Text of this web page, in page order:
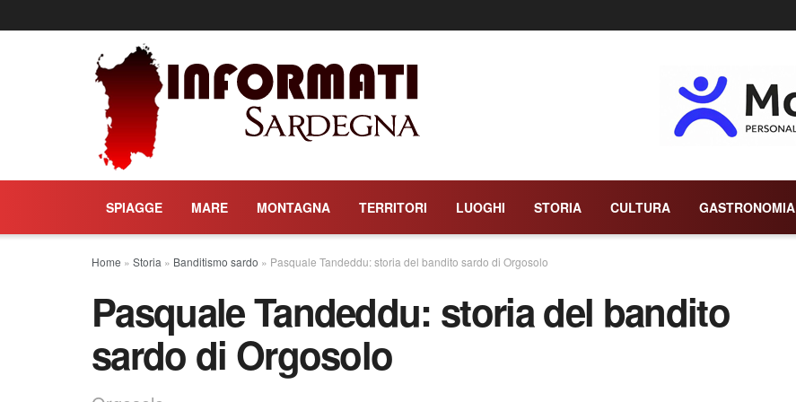
SPIAGGE MARE MONTAGNA TERRITORI LUOGHI STORIA CULTURA GASTRONOMIA
Home » Storia » Banditismo sardo » Pasquale Tandeddu: storia del bandito sardo di Orgosolo
Pasquale Tandeddu: storia del bandito
sardo di Orgosolo